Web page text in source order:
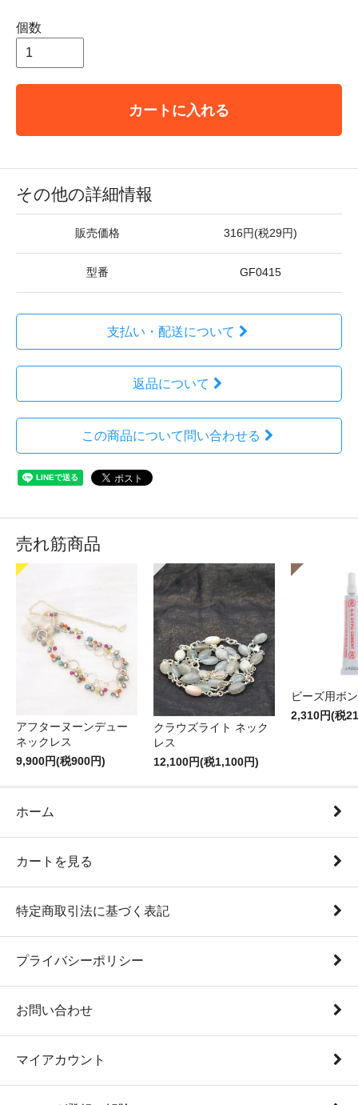
個数
カートに入れる
その他の詳細情報
販売価格 316円(税29円)
型番 GF0415
支払い・配送について
返品について
この商品について問い合わせる
売れ筋商品
アフターヌーンデュー
ネックレス
9,900円(税900円)
クラウズライト ネック
レス
12,100円(税1,100円)
ビーズ用ボ
2,310円(税
ホーム
カートを見る
特定商取引法に基づく表記
プライバシーポリシー
お問い合わせ
マイアカウント